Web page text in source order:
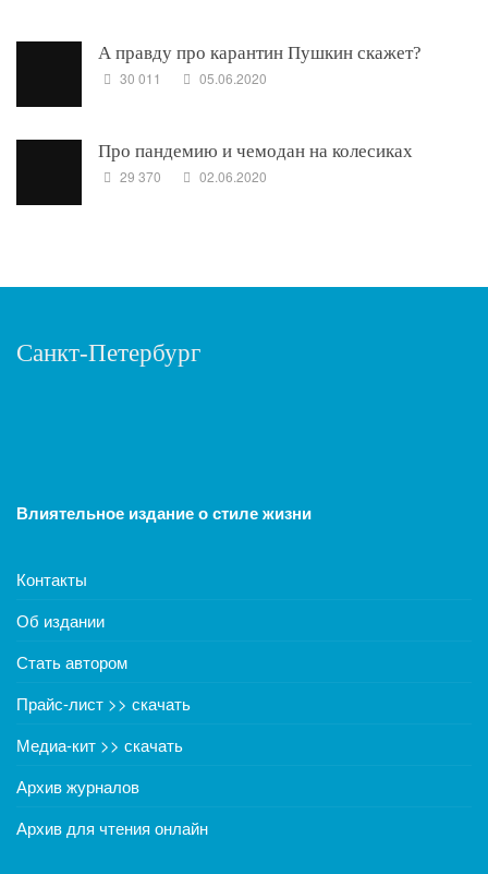
А правду про карантин Пушкин скажет?
30 011 05.06.2020
Про пандемию и чемодан на колесиках
29 370 02.06.2020
Санкт-Петербург
Влиятельное издание о стиле жизни
Контакты
Об издании
Стать автором
Прайс-лист >> скачать
Медиа-кит >> скачать
Архив журналов
Архив для чтения онлайн